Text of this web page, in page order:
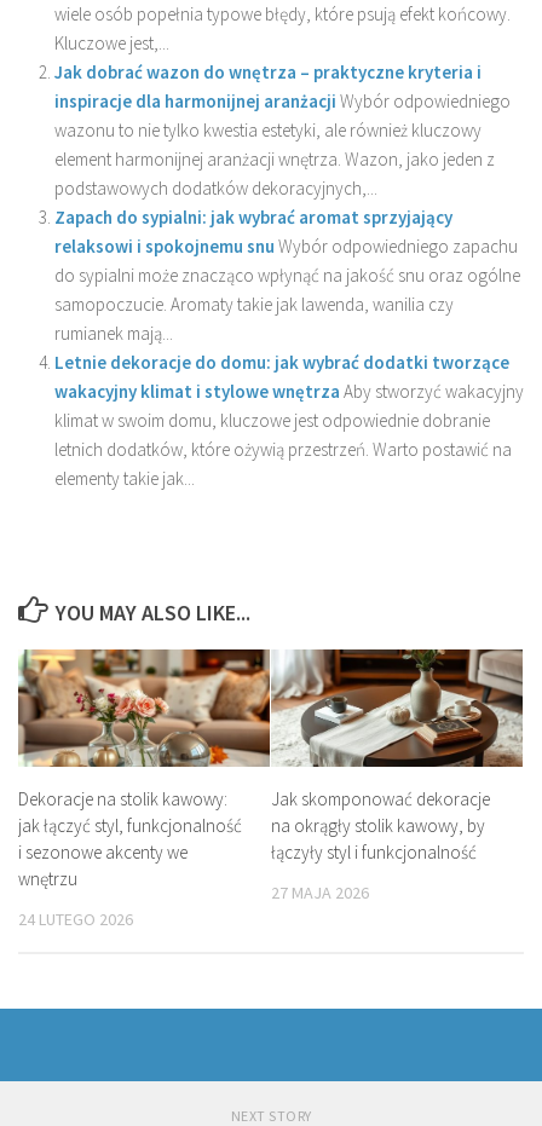
wiele osób popełnia typowe błędy, które psują efekt końcowy.
Kluczowe jest,...
Jak dobrać wazon do wnętrza – praktyczne kryteria i
inspiracje dla harmonijnej aranżacji Wybór odpowiedniego
wazonu to nie tylko kwestia estetyki, ale również kluczowy
element harmonijnej aranżacji wnętrza. Wazon, jako jeden z
podstawowych dodatków dekoracyjnych,...
Zapach do sypialni: jak wybrać aromat sprzyjający
relaksowi i spokojnemu snu Wybór odpowiedniego zapachu
do sypialni może znacząco wpłynąć na jakość snu oraz ogólne
samopoczucie. Aromaty takie jak lawenda, wanilia czy
rumianek mają...
Letnie dekoracje do domu: jak wybrać dodatki tworzące
wakacyjny klimat i stylowe wnętrza Aby stworzyć wakacyjny
klimat w swoim domu, kluczowe jest odpowiednie dobranie
letnich dodatków, które ożywią przestrzeń. Warto postawić na
elementy takie jak...
YOU MAY ALSO LIKE...
Dekoracje na stolik kawowy:
jak łączyć styl, funkcjonalność
i sezonowe akcenty we
wnętrzu
24 LUTEGO 2026
Jak skomponować dekoracje
na okrągły stolik kawowy, by
łączyły styl i funkcjonalność
27 MAJA 2026
NEXT STORY